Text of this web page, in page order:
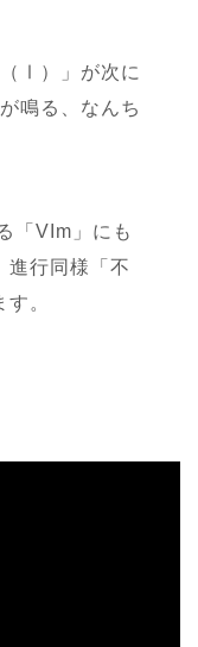
Ⅰ）」が次に
鳴る、なんち
「VIm」にも
行同様「不
。